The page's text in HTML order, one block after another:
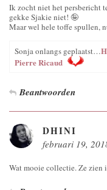
Ik zocht niet het persbericht
gekke Sjakie niet! 🤪
Maar wel hele toffe spullen,
Sonja onlangs geplaatst…
Pierre Ricaud
Beantwoorden
DHINI
februari 19,
Wat mooie collectie. Ze zien